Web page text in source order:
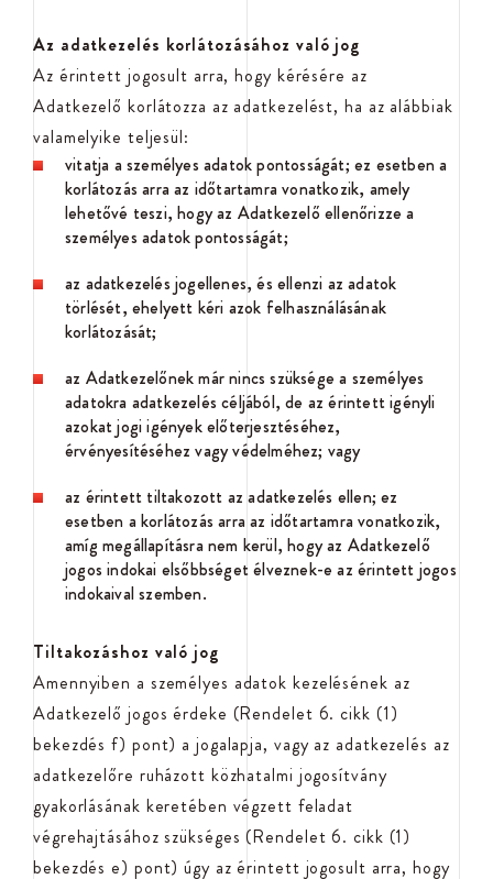
Az adatkezelés korlátozásához való jog
Az érintett jogosult arra, hogy kérésére az
Adatkezelő korlátozza az adatkezelést, ha az alábbiak
valamelyike teljesül:
vitatja a személyes adatok pontosságát; ez esetben a
korlátozás arra az időtartamra vonatkozik, amely
lehetővé teszi, hogy az Adatkezelő ellenőrizze a
személyes adatok pontosságát;
az adatkezelés jogellenes, és ellenzi az adatok
törlését, ehelyett kéri azok felhasználásának
korlátozását;
az Adatkezelőnek már nincs szüksége a személyes
adatokra adatkezelés céljából, de az érintett igényli
azokat jogi igények előterjesztéséhez,
érvényesítéséhez vagy védelméhez; vagy
az érintett tiltakozott az adatkezelés ellen; ez
esetben a korlátozás arra az időtartamra vonatkozik,
amíg megállapításra nem kerül, hogy az Adatkezelő
jogos indokai elsőbbséget élveznek-e az érintett jogos
indokaival szemben.
Tiltakozáshoz való jog
Amennyiben a személyes adatok kezelésének az
Adatkezelő jogos érdeke (Rendelet 6. cikk (1)
bekezdés f) pont) a jogalapja, vagy az adatkezelés az
adatkezelőre ruházott közhatalmi jogosítvány
gyakorlásának keretében végzett feladat
végrehajtásához szükséges (Rendelet 6. cikk (1)
bekezdés e) pont) úgy az érintett jogosult arra, hogy